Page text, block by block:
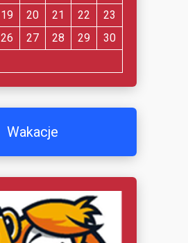
19 20 21 22
23
26 27 28 29
30
Wakacje